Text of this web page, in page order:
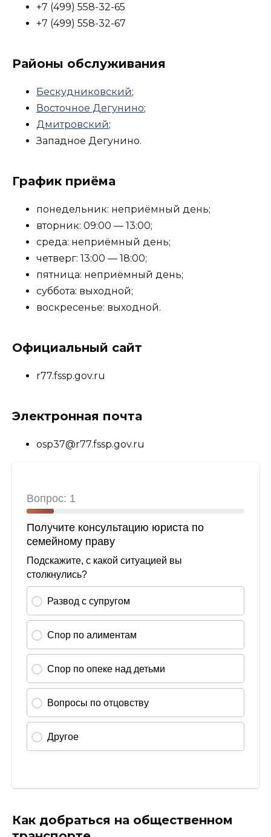
+7 (499) 558-32-65
+7 (499) 558-32-67
Районы обслуживания
Бескудниковский;
Восточное Дегунино;
Дмитровский;
Западное Дегунино.
График приёма
понедельник: неприёмный день;
вторник: 09:00 — 13:00;
среда: неприёмный день;
четверг: 13:00 — 18:00;
пятница: неприёмный день;
суббота: выходной;
воскресенье: выходной.
Официальный сайт
r77.fssp.gov.ru
Электронная почта
osp37@r77.fssp.gov.ru
Как добраться на общественном